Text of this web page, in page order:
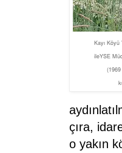
Kayı
ileYSE
(1969
çıra,
o yakın